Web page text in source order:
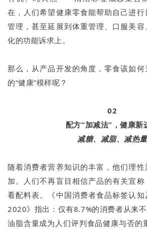
在，人们希望健康零食能帮助自己进
管理，甚至延展到体重管理、口服美
化的功能诉求上。
那么，从产品开发的角度，零食该如何
的“健康”模样呢？
02
配方“加减法”，健康新
减糖、减脂、减热量
随着消费者营养知识的丰富，他们理
加。人们不再盲目相信产品的有关宣
看配料表。《中国消费者食品标签认
2020》指出：仅有8.7%的消费者从来不
油脂含量成为人们评判食品健康与否的